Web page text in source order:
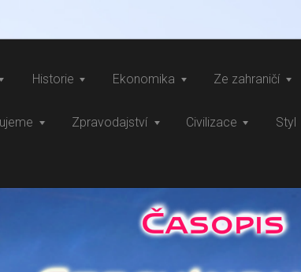
Historie Ekonomika Ze zahraničí
Zpravodajství Civilizace Styl